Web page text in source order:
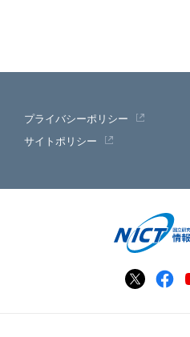
プライバシーポリシー
サイトポリシー